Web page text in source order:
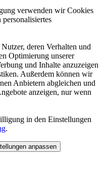
verwenden wir Cookies
deren Verhalten und
Optimierung unserer
und Inhalte anzuzeigen
Außerdem können wir
Anbietern abgleichen und
anzeigen, nur wenn
in den Einstellungen
.
anpassen